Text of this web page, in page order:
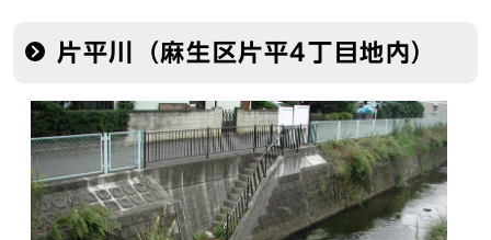
片平川（麻生区片平4丁目地内）